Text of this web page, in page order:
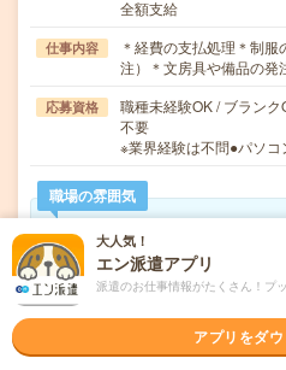
全額支給
仕事内容
＊経費の支払処理＊制
注）＊文房具や備品の
応募資格
職種未経験OK / ブラン
不要
※業界経験は不問●パソ
職場の雰囲気
職場の様子
活気がある
仕事の仕方
テキパキ
大人気！
エン派遣アプリ
派遣のお仕事情報がたくさん！プ
アプリをダ